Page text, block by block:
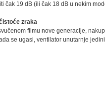
čak 19 dB (ili čak 18 dB u nekim
zraka
filmu nove generacije,
se ugasi, ventilator unutarnje